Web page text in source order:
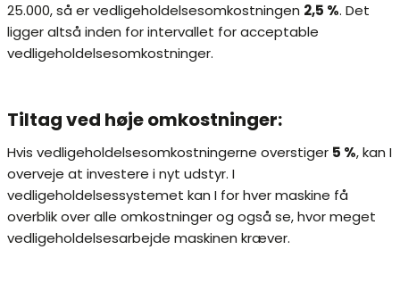
25.000, så er vedligeholdelsesomkostningen 2,5 %. Det
ligger altså inden for intervallet for acceptable
vedligeholdelsesomkostninger.
Tiltag ved høje omkostninger:
Hvis vedligeholdelsesomkostningerne overstiger 5 %, kan I
overveje at investere i nyt udstyr. I
vedligeholdelsessystemet kan I for hver maskine få
overblik over alle omkostninger og også se, hvor meget
vedligeholdelsesarbejde maskinen kræver.